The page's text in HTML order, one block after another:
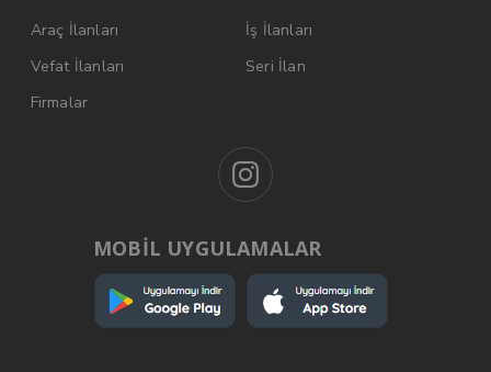
Araç İlanları
İş İlanları
Vefat İlanları
Seri İlan
Firmalar
MOBİL UYGULAMALAR